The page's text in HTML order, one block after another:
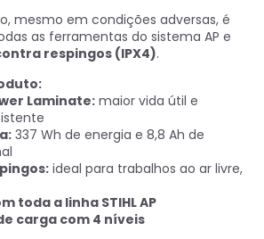
mesmo em condições adversas, é
as ferramentas do sistema AP e
respingos (IPX4).
Laminate:maior vida útil e
337 Wh de energia e 8,8 Ah de
ideal para trabalhos ao ar livre,
toda a linha STIHL AP
carga com 4 níveis